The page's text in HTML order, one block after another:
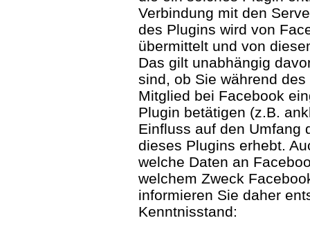
Verbindung mit den
des Plugins wird von
übermittelt und von
Das gilt unabhängig
sind, ob Sie während
Mitglied bei Facebook
Plugin betätigen (z.B.
Einfluss auf den Umfang
dieses Plugins erhebt.
welche Daten an
welchem Zweck
informieren Sie daher
Kenntnisstand: